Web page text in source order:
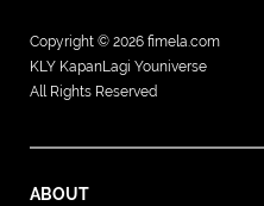
Copyright © 2026 fimela.com
KLY KapanLagi Youniverse
All Rights Reserved
ABOUT